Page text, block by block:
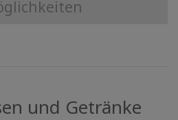
und Getränke